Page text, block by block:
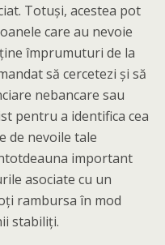
Totuși, acestea pot
care au nevoie
împrumuturi de la
să cercetezi și să
nebancare sau
pentru a identifica cea
de nevoile tale
important
asociate cu un
rambursa în mod
stabiliți.